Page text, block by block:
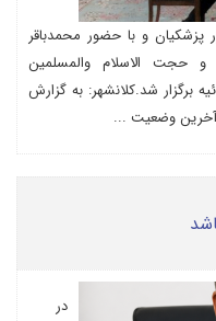
و با حضور محمدباقر
حجت الاسلام والمسلمین
برگزار شد.کلانشهر: به گزارش
آخرین وضعیت ...
در